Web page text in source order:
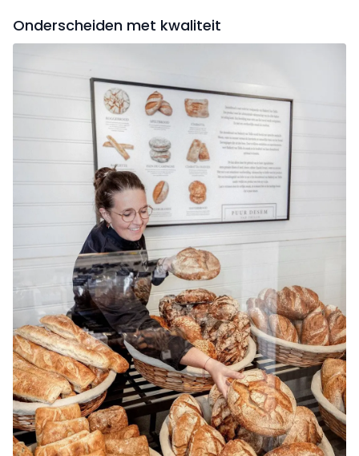
Onderscheiden met kwaliteit